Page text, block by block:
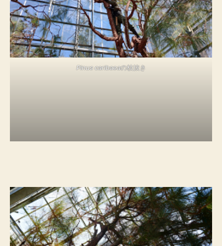
Pinus caribaeaの枝抜き